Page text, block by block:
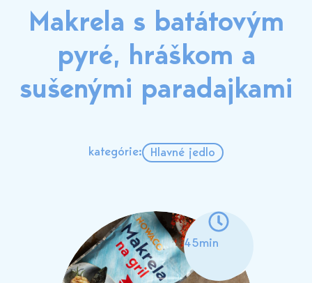
Makrela s batátovým
pyré, hráškom a
sušenými paradajkami
kategórie: Hlavné jedlo
45min